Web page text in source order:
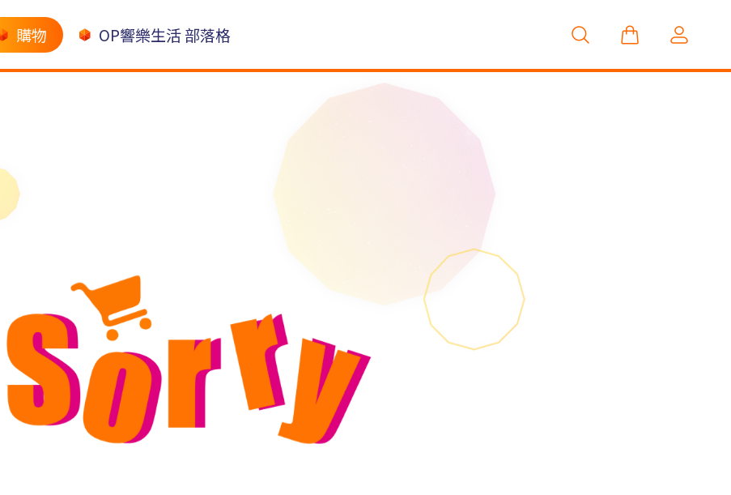
購物 OP響樂生活 部落格